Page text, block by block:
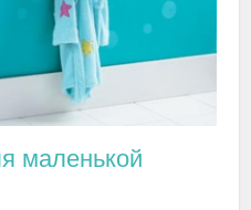
маленькой